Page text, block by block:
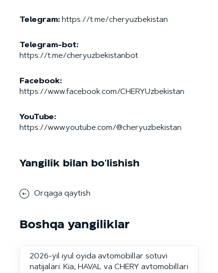
Telegram: https://t.me/cheryuzbekistan
Telegram-bot:
https://t.me/cheryuzbekistanbot
Facebook:
https://www.facebook.com/CHERYUzbekistan
YouTube:
https://www.youtube.com/@cheryuzbekistan
Yangilik bilan bo'lishish
Orqaga qaytish
Boshqa yangiliklar
2026-yil iyul oyida avtomobillar sotuvi
natijalari: Kia, HAVAL va CHERY avtomobillari